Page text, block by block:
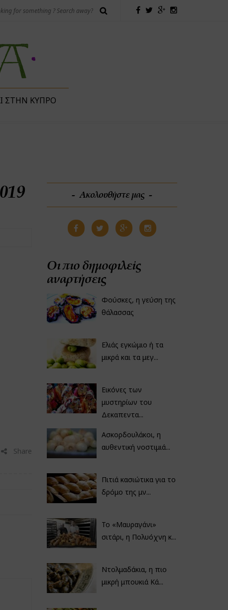
ΣΤΗΝ ΚΎΠΡΟ
Share
Ακολουθήστε μας
Οι πιο δημοφιλείς
αναρτήσεις
Φούσκες, η γεύση της
θάλασσας
Ελιάς εγκώμιο ή τα
μικρά και τα μεγ...
Εικόνες των
μυστηρίων του
Δεκαπεντα...
Ασκορδουλάκοι, η
αυθεντική νοστιμιά...
Πιτιά κασιώτικα για το
δρόμο της μν...
Το «Μαυραγάνι»
σιτάρι, η Πολυόχνη κ...
Ντολμαδάκια, η πιο
μικρή μπουκιά Κά...